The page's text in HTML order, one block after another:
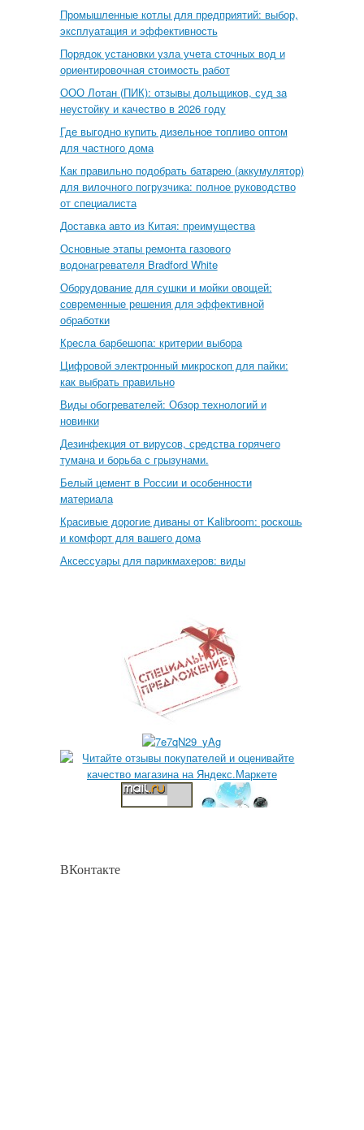
Промышленные котлы для предприятий: выбор,
эксплуатация и эффективность
Порядок установки узла учета сточных вод и
ориентировочная стоимость работ
ООО Лотан (ПИК): отзывы дольщиков, суд за
неустойку и качество в 2026 году
Где выгодно купить дизельное топливо оптом
для частного дома
Как правильно подобрать батарею (аккумулятор)
для вилочного погрузчика: полное руководство
от специалиста
Доставка авто из Китая: преимущества
Основные этапы ремонта газового
водонагревателя Bradford White
Оборудование для сушки и мойки овощей:
современные решения для эффективной
обработки
Кресла барбешопа: критерии выбора
Цифровой электронный микроскоп для пайки:
как выбрать правильно
Виды обогревателей: Обзор технологий и
новинки
Дезинфекция от вирусов, средства горячего
тумана и борьба с грызунами.
Белый цемент в России и особенности
материала
Красивые дорогие диваны от Kalibroom: роскошь
и комфорт для вашего дома
Аксессуары для парикмахеров: виды
ВКонтакте